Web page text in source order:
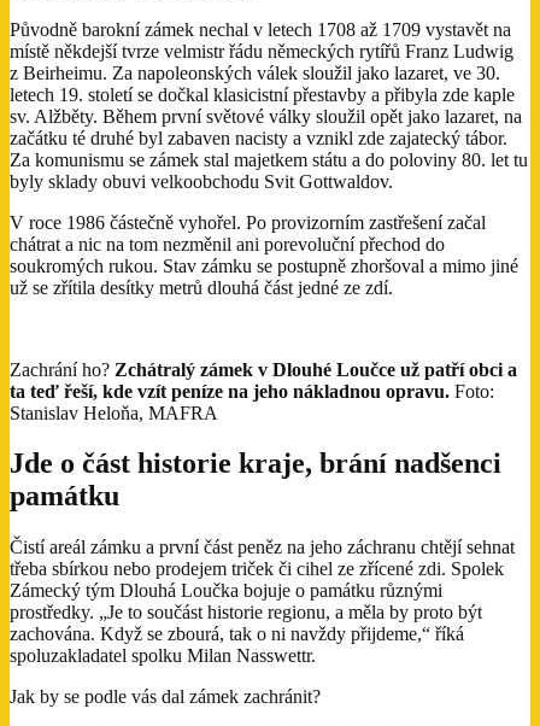
Původně barokní zámek nechal v letech 1708 až 1709 vystavět na
místě někdejší tvrze velmistr řádu německých rytířů Franz Ludwig
z Beirheimu. Za napoleonských válek sloužil jako lazaret, ve 30.
letech 19. století se dočkal klasicistní přestavby a přibyla zde kaple
sv. Alžběty. Během první světové války sloužil opět jako lazaret, na
začátku té druhé byl zabaven nacisty a vznikl zde zajatecký tábor.
Za komunismu se zámek stal majetkem státu a do poloviny 80. let tu
byly sklady obuvi velkoobchodu Svit Gottwaldov.
V roce 1986 částečně vyhořel. Po provizorním zastřešení začal
chátrat a nic na tom nezměnil ani porevoluční přechod do
soukromých rukou. Stav zámku se postupně zhoršoval a mimo jiné
už se zřítila desítky metrů dlouhá část jedné ze zdí.
Zachrání ho? Zchátralý zámek v Dlouhé Loučce už patří obci a
ta teď řeší, kde vzít peníze na jeho nákladnou opravu. Foto:
Stanislav Heloňa, MAFRA
Jde o část historie kraje, brání nadšenci
památku
Čistí areál zámku a první část peněz na jeho záchranu chtějí sehnat
třeba sbírkou nebo prodejem triček či cihel ze zřícené zdi. Spolek
Zámecký tým Dlouhá Loučka bojuje o památku různými
prostředky. „Je to součást historie regionu, a měla by proto být
zachována. Když se zbourá, tak o ni navždy přijdeme,“ říká
spoluzakladatel spolku Milan Nasswettr.
Jak by se podle vás dal zámek zachránit?